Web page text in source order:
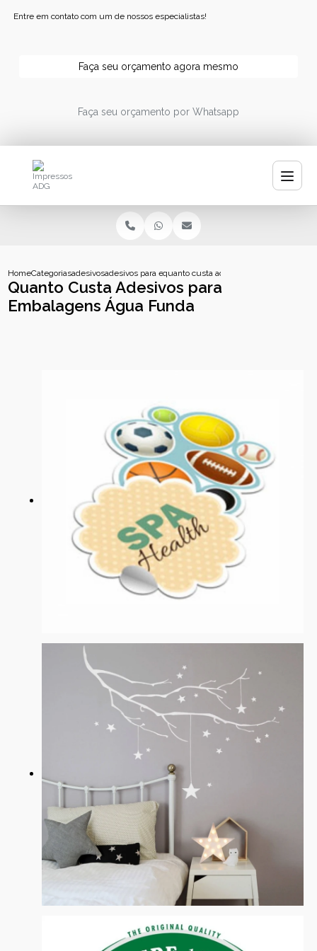
Entre em contato com um de nossos especialistas!
Faça seu orçamento agora mesmo
Faça seu orçamento por Whatsapp
HomeCategoriasadesivosadesivos para embalagensquanto custa adesivos para
Quanto Custa Adesivos para
Embalagens Água Funda